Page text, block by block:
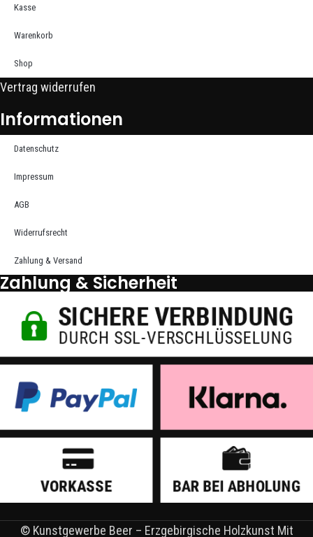
Kasse
Warenkorb
Shop
Vertrag widerrufen
Informationen
Datenschutz
Impressum
AGB
Widerrufsrecht
Zahlung & Versand
Zahlung & Sicherheit
© Kunstgewerbe Beer – Erzgebirgische Holzkunst Mit